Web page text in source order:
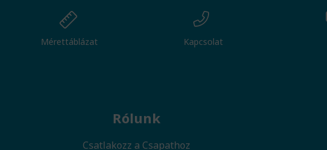
Mérettáblázat Kapcsolat
Rólunk
Csatlakozz a Csapathoz